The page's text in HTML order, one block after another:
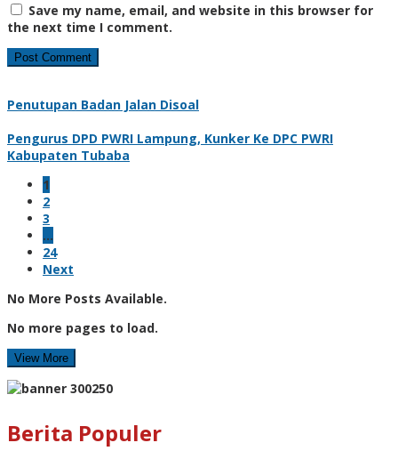
Save my name, email, and website in this browser for
the next time I comment.
Penutupan Badan Jalan Disoal
Pengurus DPD PWRI Lampung, Kunker Ke DPC PWRI
Kabupaten Tubaba
1
2
3
…
24
Next
No More Posts Available.
No more pages to load.
View More
Berita Populer